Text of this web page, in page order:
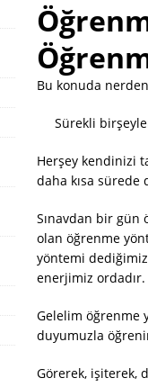
Bu konuda
Sürekli
Herşey kendinizi
daha kısa sürede
Sınavdan bir gün
olan öğrenme
yöntemi
enerjimiz ordadır.
Gelelim öğrenme
duyumuzla
Görerek, işiterek,